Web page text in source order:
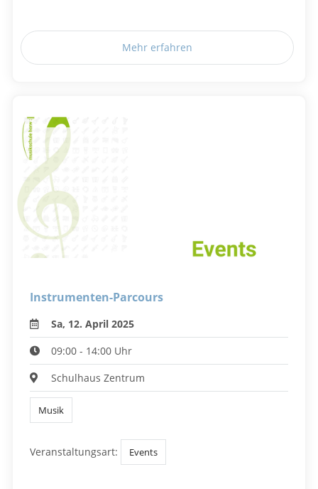
Mehr erfahren
Instrumenten-Parcours
Sa, 12. April 2025
09:00 - 14:00 Uhr
Schulhaus Zentrum
Musik
Veranstaltungsart: Events